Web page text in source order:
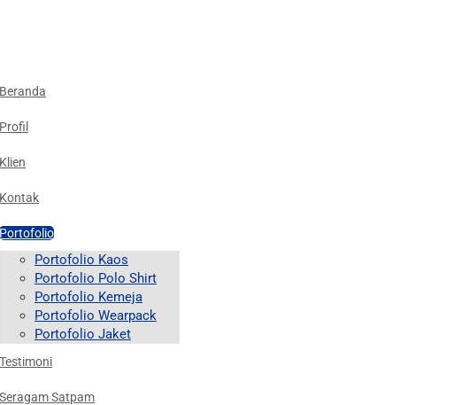
Beranda
Profil
Klien
Kontak
Portofolio
Portofolio Kaos
Portofolio Polo Shirt
Portofolio Kemeja
Portofolio Wearpack
Portofolio Jaket
Testimoni
Seragam Satpam